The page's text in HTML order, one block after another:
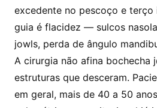
excedente no pescoço e terço
guia é flacidez — sulcos
jowls, perda de ângulo
A cirurgia não afina bochecha
estruturas que desceram.
em geral, mais de 40 a 50